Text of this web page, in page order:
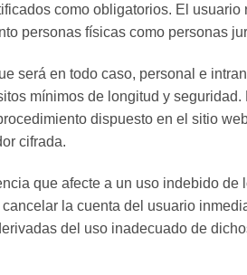
como obligatorios. El
personas físicas como personas
será en todo caso, personal e
mínimos de longitud y
dispuesto en el sitio
cifrada.
que afecte a un uso indebido
la cuenta del usuario
del uso inadecuado de